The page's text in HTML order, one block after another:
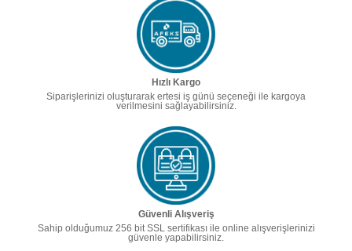
Hızlı Kargo
Siparişlerinizi oluşturarak ertesi iş günü seçeneği ile kargoya
verilmesini sağlayabilirsiniz.
Güvenli Alışveriş
Sahip olduğumuz 256 bit SSL sertifikası ile online alışverişlerinizi
güvenle yapabilirsiniz.